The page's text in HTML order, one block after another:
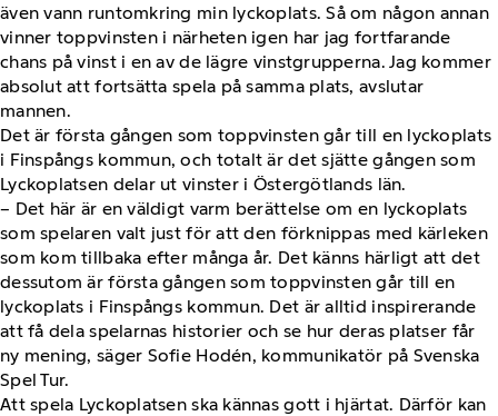
även vann runtomkring min lyckoplats. Så om någon annan
vinner toppvinsten i närheten igen har jag fortfarande
chans på vinst i en av de lägre vinstgrupperna. Jag kommer
absolut att fortsätta spela på samma plats, avslutar
mannen.
Det är första gången som toppvinsten går till en lyckoplats
i Finspångs kommun, och totalt är det sjätte gången som
Lyckoplatsen delar ut vinster i Östergötlands län.
– Det här är en väldigt varm berättelse om en lyckoplats
som spelaren valt just för att den förknippas med kärleken
som kom tillbaka efter många år. Det känns härligt att det
dessutom är första gången som toppvinsten går till en
lyckoplats i Finspångs kommun. Det är alltid inspirerande
att få dela spelarnas historier och se hur deras platser får
ny mening, säger Sofie Hodén, kommunikatör på Svenska
Spel Tur.
Att spela Lyckoplatsen ska kännas gott i hjärtat. Därför kan